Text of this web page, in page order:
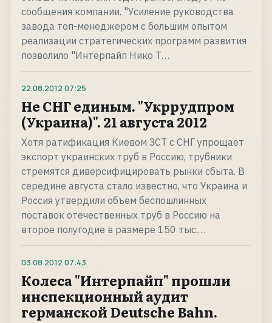
сообщения компании. "Усиление руководства
завода топ-менеджером с большим опытом
реализации стратегических программ развития
позволило "Интерпайп Нико Т…
22.08.2012 07:25
Не СНГ единым. "Укррудпром
(Украина)". 21 августа 2012
Хотя ратификация Киевом ЗСТ с СНГ упрощает
экспорт украинских труб в Россию, трубники
стремятся диверсифицировать рынки сбыта. В
середине августа стало известно, что Украина и
Россия утвердили объем беспошлинных
поставок отечественных труб в Россию на
второе полугодие в размере 150 тыс.…
03.08.2012 07:43
Колеса "Интерпайп" прошли
инспекционный аудит
германской Deutsche Bahn.